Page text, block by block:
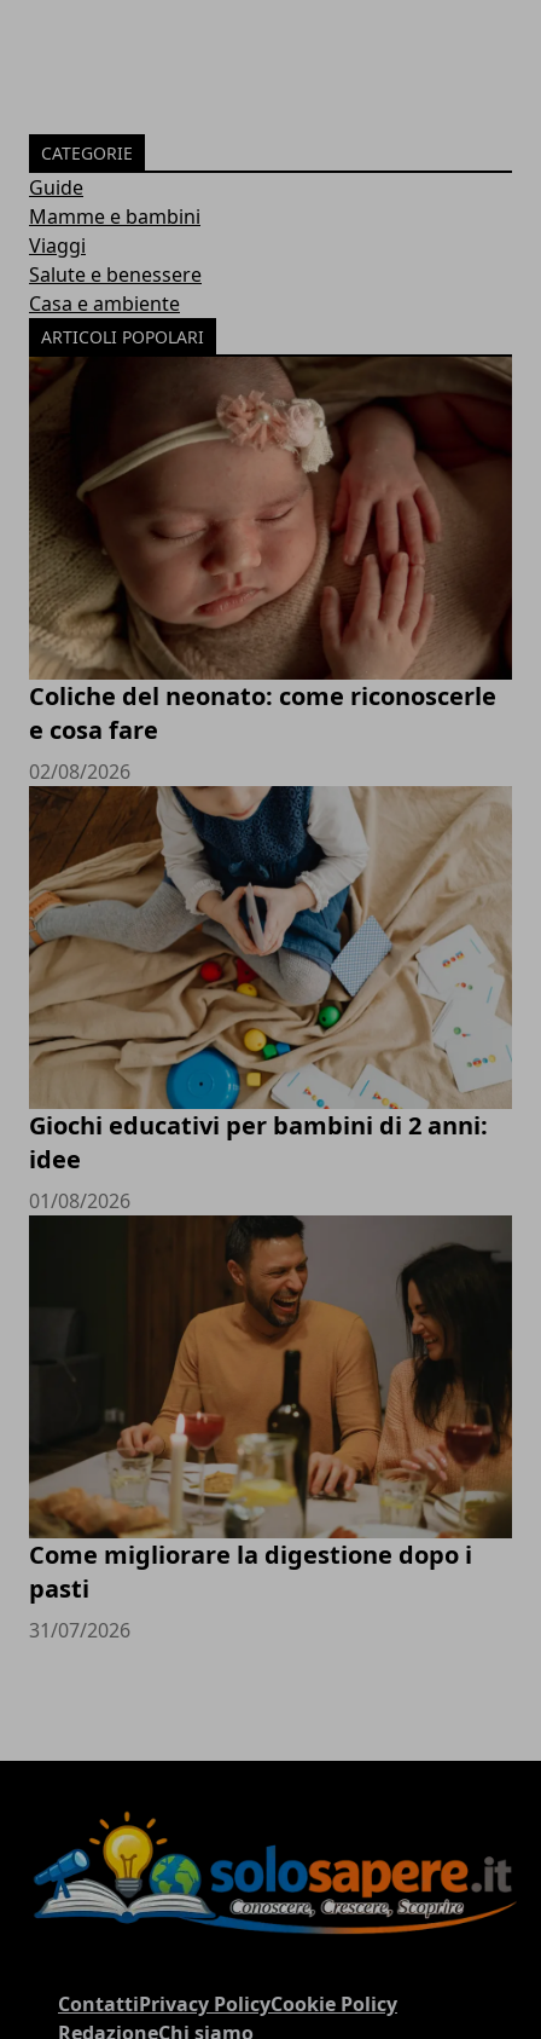
CATEGORIE
Guide
Mamme e bambini
Viaggi
Salute e benessere
Casa e ambiente
ARTICOLI POPOLARI
Coliche del neonato: come riconoscerle
e cosa fare
02/08/2026
Giochi educativi per bambini di 2 anni:
idee
01/08/2026
Come migliorare la digestione dopo i
pasti
31/07/2026
ContattiPrivacy PolicyCookie Policy
RedazioneChi siamo